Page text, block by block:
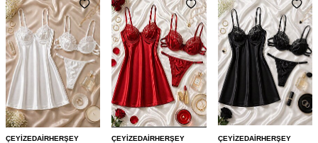
ÇEYIZEDAIRHERŞEY ÇEYIZEDAIRHERŞEY ÇEYIZEDAIRHERŞEY